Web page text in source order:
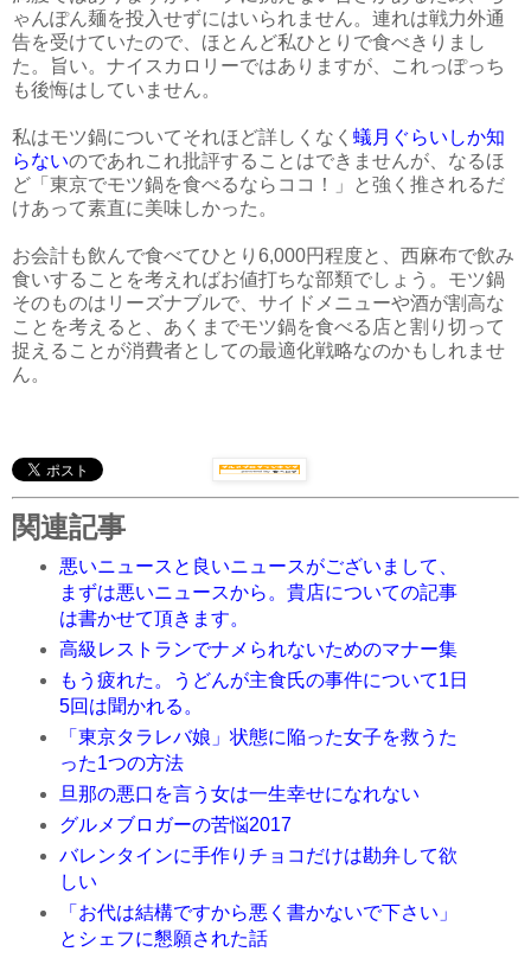
ゃんぽん麺を投入せずにはいられません。連れは戦力外通
告を受けていたので、ほとんど私ひとりで食べきりまし
た。旨い。ナイスカロリーではありますが、これっぽっち
も後悔はしていません。
私はモツ鍋についてそれほど詳しくなく 蟻月ぐらいしか知
らないのであれこれ批評することはできませんが、なるほ
ど「東京でモツ鍋を食べるならココ！」と強く推されるだ
けあって素直に美味しかった。
お会計も飲んで食べてひとり6,000円程度と、西麻布で飲み
食いすることを考えればお値打ちな部類でしょう。モツ鍋
そのものはリーズナブルで、サイドメニューや酒が割高な
ことを考えると、あくまでモツ鍋を食べる店と割り切って
捉えることが消費者としての最適化戦略なのかもしれませ
ん。
関連記事
悪いニュースと良いニュースがございまして、
まずは悪いニュースから。貴店についての記事
は書かせて頂きます。
高級レストランでナメられないためのマナー集
もう疲れた。うどんが主食氏の事件について1日
5回は聞かれる。
「東京タラレバ娘」状態に陥った女子を救うた
った1つの方法
旦那の悪口を言う女は一生幸せになれない
グルメブロガーの苦悩2017
バレンタインに手作りチョコだけは勘弁して欲
しい
「お代は結構ですから悪く書かないで下さい」
とシェフに懇願された話